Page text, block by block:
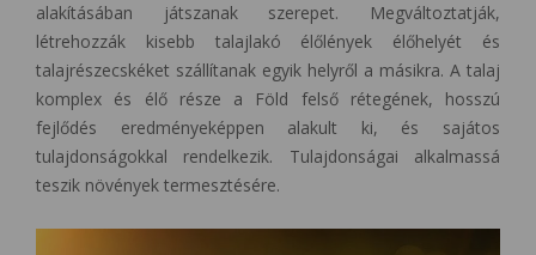
alakításában játszanak szerepet. Megváltoztatják,
létrehozzák kisebb talajlakó élőlények élőhelyét és
talajrészecskéket szállítanak egyik helyről a másikra. A talaj
komplex és élő része a Föld felső rétegének, hosszú
fejlődés eredményeképpen alakult ki, és sajátos
tulajdonságokkal rendelkezik. Tulajdonságai alkalmassá
teszik növények termesztésére.